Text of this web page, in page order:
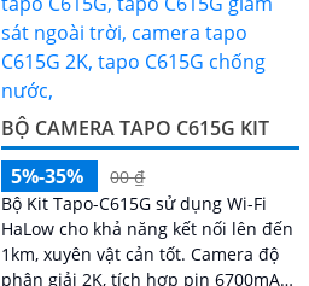
BỘ CAMERA TAPO C615G KIT
5%-35%
00 ₫
Bộ Kit Tapo-C615G sử dụng Wi-Fi
HaLow cho khả năng kết nối lên đến
1km, xuyên vật cản tốt. Camera độ
phân giải 2K, tích hợp pin 6700mAh